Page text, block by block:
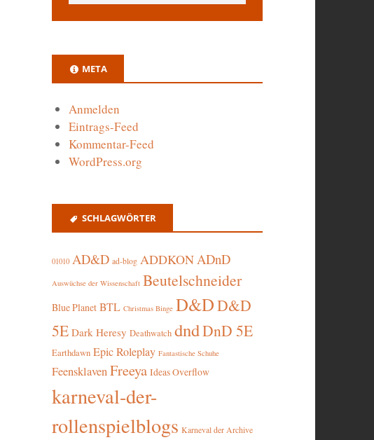
META
Anmelden
Eintrags-Feed
Kommentar-Feed
WordPress.org
SCHLAGWÖRTER
01010 AD&D ad-blog ADDKONADnD
Auswüchse der Wissenschaft Beutelschneider
Blue Planet BTL Christmas Binge D&DD&D
5E Dark Heresy Deathwatch dndDnD 5E
Earthdawn Epic Roleplay Fantastische Schuhe
Feensklaven Freeya Ideas Overflow
karneval-der-
rollenspielblogs Karneval der Archive